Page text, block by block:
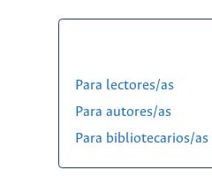
Para lectores/as
Para autores/as
Para bibliotecarios/as